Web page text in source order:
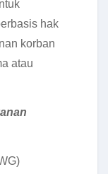
hak
korban
atau